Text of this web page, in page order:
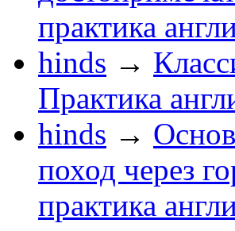
практика
hinds →
Практика
hinds →
поход через
практика